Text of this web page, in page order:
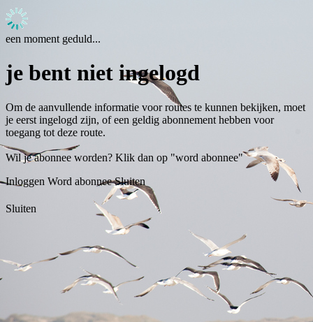
een moment geduld...
je bent niet ingelogd
Om de aanvullende informatie voor routes te kunnen bekijken, moet
je eerst ingelogd zijn, of een geldig abonnement hebben voor
toegang tot deze route.
Wil je abonnee worden? Klik dan op "word abonnee"
Inloggen Word abonnee Sluiten
Sluiten